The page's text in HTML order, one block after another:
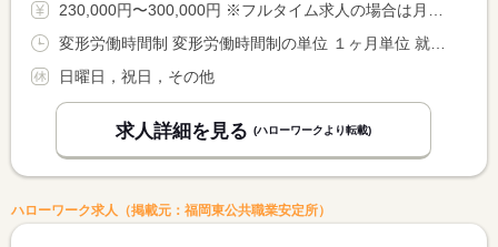
230,000円〜300,000円 ※フルタイム求人の場合は月額（換算額）、パート求人の場合は時間額を表示しています。
日曜日，祝日，その他
求人詳細を見る (ハローワークより転載)
ハローワーク求人（掲載元：福岡東公共職業安定所）